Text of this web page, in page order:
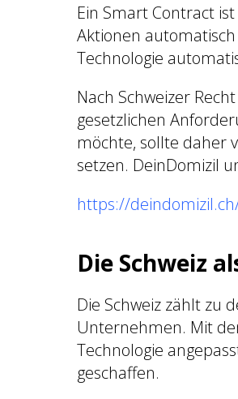
Ein Smart Contract
Aktionen
Technologie
Nach Schweizer
gesetzlichen
möchte, sollte daher
setzen. DeinDomizil
https://
Die Schweiz
Die Schweiz zählt zu
Unternehmen. Mit
Technologie
geschaffen.